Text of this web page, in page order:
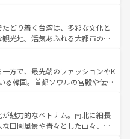
新着のアメリカ
参照してほしい。
る人々を迎えてくれるハワイの
ードやハワイアンミュージッ
ど、すべてがハワイの魅力を彩
のハワイ情報
してほしい。
そびえるウルル（エアーズロッ
原生林やケアンズの熱帯雨林な
また、カフェやワイン、オージ
実しており、サーフィンやダイ
アウトドア好きにはたまらな
な魅力を存分に味わいつくそ
どり着く台湾は、多彩な文化と
光地。活気あふれる大都市の台
ある台湾東部など、都市の喧騒
おり、訪れる人に新しい発見と
また、奥深い台湾の食文化も魅
ツなど、バラエティ豊かな料理
、新着の台湾情報は コンテンツ一覧を参
方で、最先端のファッションやK
る韓国。首都ソウルの宮殿や伝統
季折々の自然美を楽しむことが
焼肉、絶品のストリートフード
が待っている。夜には、韓国な
魅力的なベトナム。南北に細長
田園風景や青々とした山々、世